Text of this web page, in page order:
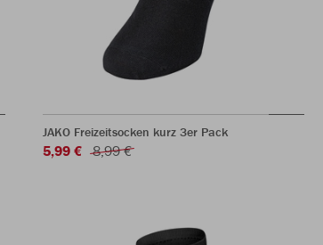
JAKO Freizeitsocken kurz 3er Pack
5,99 € 8,99 €